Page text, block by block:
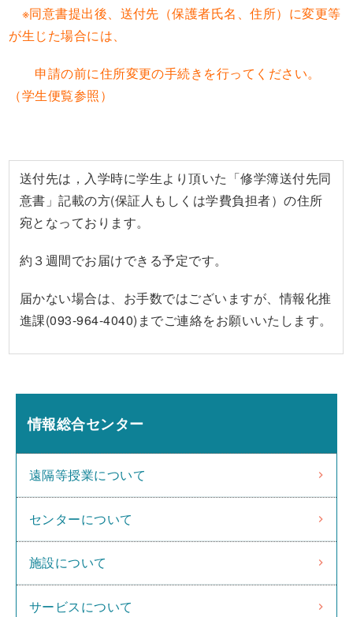
※同意書提出後、送付先（保護者氏名、住所）に変更等
が生じた場合には、
申請の前に住所変更の手続きを行ってください。
（学生便覧参照）
送付先は，入学時に学生より頂いた「修学簿送付先同
意書」記載の方(保証人もしくは学費負担者）の住所
宛となっております。
約３週間でお届けできる予定です。
届かない場合は、お手数ではございますが、情報化推
進課(093-964-4040)までご連絡をお願いいたします。
情報総合センター
遠隔等授業について
センターについて
施設について
サービスについて